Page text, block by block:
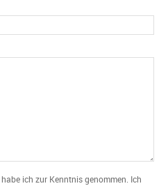
habe ich zur Kenntnis genommen. Ich